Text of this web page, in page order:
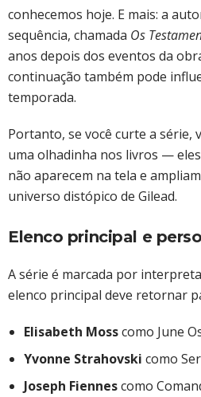
conhecemos hoje. E mais: a
sequência, chamada Os
anos depois dos eventos da
continuação também pode
temporada.
Portanto, se você curte a série,
uma olhadinha nos livros —
não aparecem na tela e
universo distópico de Gilead.
Elenco principal e
A série é marcada por
elenco principal deve retornar
Elisabeth Mosscomo June
Yvonne Strahovski como
Joseph Fiennescomo